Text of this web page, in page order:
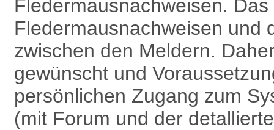
Fledermausnachweisen.
Fledermausnachweisen und
zwischen den Meldern.
gewünscht und
persönlichen Zugang zum
(mit Forum und der